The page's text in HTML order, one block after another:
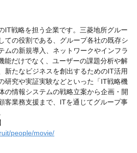
IT戦略を担う企業です。三菱地所グルー
ての役割である、グループ各社の既存シ
ムの新規導入、ネットワークやインフラ
能だけでなく、ユーザーの課題分析や解
新たなビジネスを創出するためのIT活用
研究や実証実験などといった「IT戦略機
の情報システムの戦略立案から企画・開
客業務支援まで、ITを通じてグループ事
people/movie/